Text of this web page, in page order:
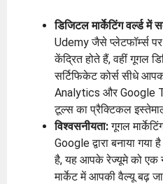
डिजिटल मार्केटिंग वर्ल्ड में
Udemy जैसे प्लेटफॉर्म्स पर
केंद्रित होते हैं, वहीं गूगल
सर्टिफिकेट कोर्स सीधे
Analytics और Google
टूल्स का प्रैक्टिकल
विश्वसनीयता:गूगल
Google द्वारा बनाया
है, यह आपके रेज्यूमे को एक
मार्केट में आपकी वैल्यू बढ़